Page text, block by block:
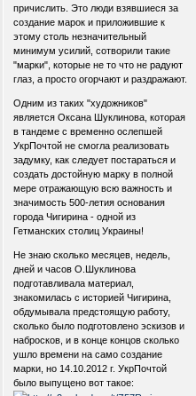
причислить. Это люди взявшиеся за
создание марок и приложившие к
этому столь незначительный
минимум усилий, сотворили такие
"марки", которые не то что не радуют
глаз, а просто огорчают и раздражают.
Одним из таких "художников"
является Оксана Шуклинова, которая
в тандеме с временно ослепшей
УкрПочтой не смогла реализовать
задумку, как следует постараться и
создать достойную марку в полной
мере отражающую всю важность и
значимость 500-летия основания
города Чигирина - одной из
Гетманских столиц Украины!
Не знаю сколько месяцев, недель,
дней и часов О.Шуклинова
подготавливала материал,
знакомилась с историей Чигирина,
обдумывала предстоящую работу,
сколько было подготовлено эскизов и
набросков, и в конце концов сколько
ушло времени на само создание
марки, но 14.10.2012 г. УкрПочтой
было выпущено вот такое: